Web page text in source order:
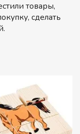
товары,
сделать